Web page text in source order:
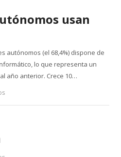
usan
autónomos (el 68,4%) dispone de
lo que representa un
año anterior. Crece 10…